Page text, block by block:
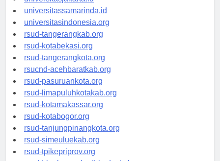
universitasjakarta.id
universitassamarinda.id
universitasindonesia.org
rsud-tangerangkab.org
rsud-kotabekasi.org
rsud-tangerangkota.org
rsucnd-acehbaratkab.org
rsud-pasuruankota.org
rsud-limapuluhkotakab.org
rsud-kotamakassar.org
rsud-kotabogor.org
rsud-tanjungpinangkota.org
rsud-simeuluekab.org